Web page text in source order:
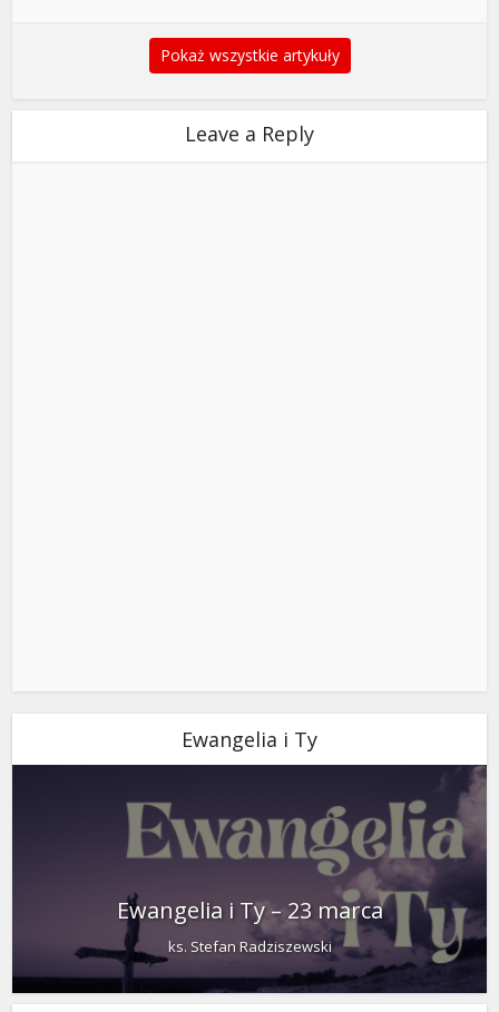
Pokaż wszystkie artykuły
Leave a Reply
Ewangelia i Ty
Ewangelia i Ty – 23 marca
ks. Stefan Radziszewski